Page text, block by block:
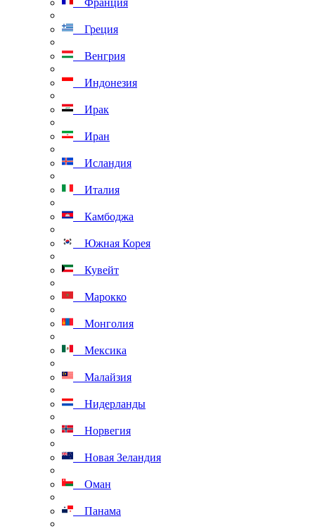
Франция
Греция
Венгрия
Индонезия
Ирак
Иран
Исландия
Италия
Камбоджа
Южная Корея
Кувейт
Марокко
Монголия
Мексика
Малайзия
Нидерланды
Норвегия
Новая Зеландия
Оман
Панама